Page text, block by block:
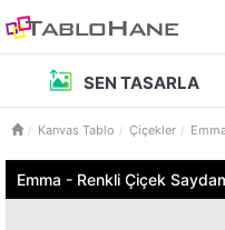
SEN TASARLA
Kanvas Tablo Çiçekler
Emma - Renkli Çiçek